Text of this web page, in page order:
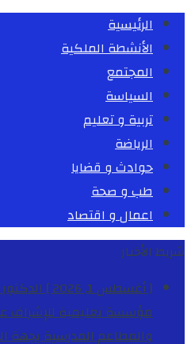
الرئيسية
الأنشطة الملكية
المجتمع
السياسة
تربية و تعليم
الرياضة
حوادث و قضايا
طب و صحة
اعمال و اقتصاد
شريط الأخبار
[ أغسطس 1, 2026 ]
مؤسسة تعليمية للإشراف
والمطاعم المدرسية بجهة